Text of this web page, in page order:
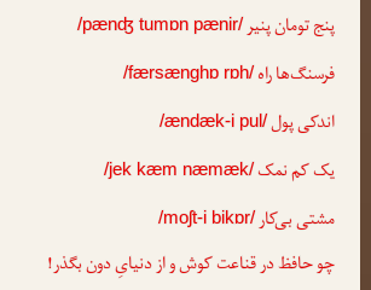
پنج تومان پنیر/pænʤ tumɒn pænir/
فرسنگ‌ها راه/færsænghɒ rɒh/
اندکی پول/ændæk-i pul/
یک کم نمک/jek kæm næmæk/
مشتی بی‌کار/moʃt-i bikɒr/
چو حافظ در قناعت کوش و از دنیایِ دون بگذر!